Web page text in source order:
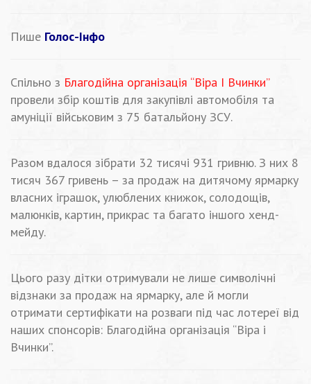
Пише Голос-Інфо
Спільно з Благодійна організація “Віра І Вчинки”
провели збір коштів для закупівлі автомобіля та
амуніції військовим з 75 батальйону ЗСУ.
Разом вдалося зібрати 32 тисячі 931 гривню. З них 8
тисяч 367 гривень – за продаж на дитячому ярмарку
власних іграшок, улюблених книжок, солодощів,
малюнків, картин, прикрас та багато іншого хенд-
мейду.
Цього разу дітки отримували не лише символічні
відзнаки за продаж на ярмарку, але й могли
отримати сертифікати на розваги під час лотереї від
наших спонсорів: Благодійна організація “Віра і
Вчинки”.